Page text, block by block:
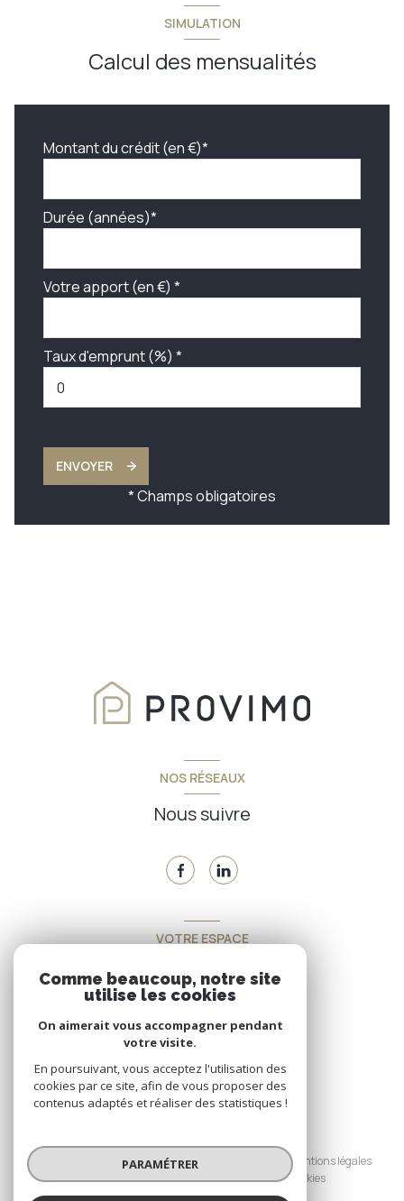
SIMULATION
Calcul des mensualités
Montant du crédit (en €)*
Durée (années)*
Votre apport (en €) *
Taux d'emprunt (%) *
ENVOYER
* Champs obligatoires
NOS RÉSEAUX
Nous suivre
VOTRE ESPACE
Espace propriétaire
SE CONNECTER
Nos honoraires
Nos partenaires
Mentions légales
Admin
Politique RGPD Cookies
Comme beaucoup, notre site
utilise les cookies
On aimerait vous accompagner pendant
votre visite.
En poursuivant, vous acceptez l'utilisation des
cookies par ce site, afin de vous proposer des
contenus adaptés et réaliser des statistiques !
PARAMÉTRER